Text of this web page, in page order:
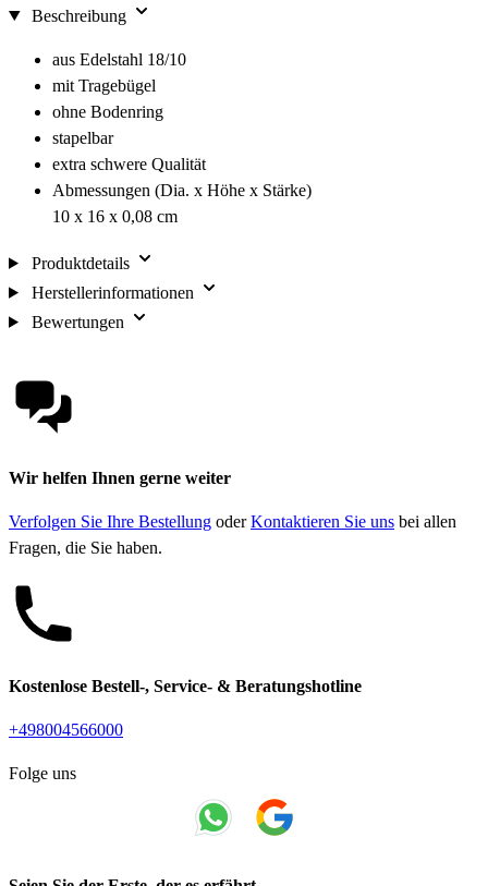
Beschreibung
aus Edelstahl 18/10
mit Tragebügel
ohne Bodenring
stapelbar
extra schwere Qualität
Abmessungen (Dia. x Höhe x Stärke)
10 x 16 x 0,08 cm
Produktdetails
Herstellerinformationen
Bewertungen
Wir helfen Ihnen gerne weiter
Verfolgen Sie Ihre Bestellung oderKontaktieren Sie uns bei allen
Fragen, die Sie haben.
Kostenlose Bestell-, Service- & Beratungshotline
+498004566000
Folge uns